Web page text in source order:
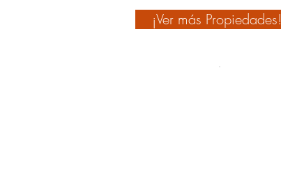
¡Ver más Propiedades!